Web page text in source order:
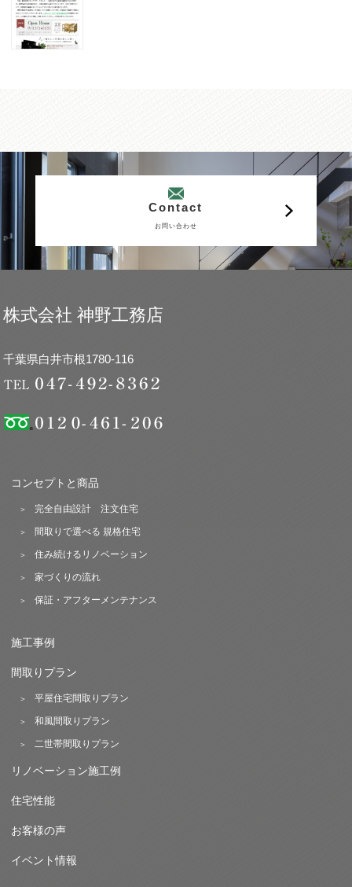
Contact
お問い合わせ
株式会社 神野工務店
千葉県白井市根1780-116
コンセプトと商品
完全自由設計 注文住宅
間取りで選べる 規格住宅
住み続けるリノベーション
家づくりの流れ
保証・アフターメンテナンス
施工事例
間取りプラン
平屋住宅間取りプラン
和風間取りプラン
二世帯間取りプラン
リノベーション施工例
住宅性能
お客様の声
イベント情報